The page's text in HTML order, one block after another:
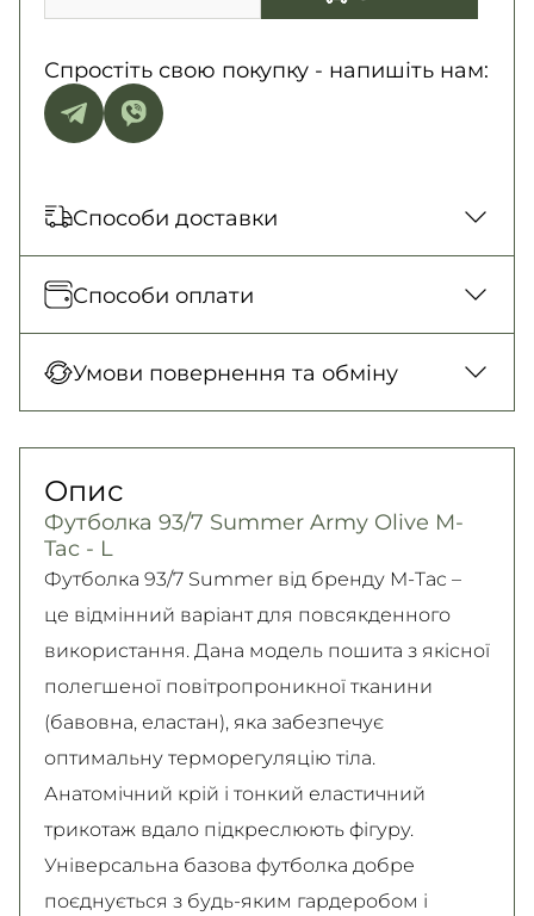
Спростіть свою покупку - напишіть нам:
Способи доставки
Відправка кожного дня. Післяплата тільки
на замовлення від 500 грн
150 грн. / 1-2 дні
300 грн. / 1-2 дні
Самовивіз
Безкоштовно
Детальніше
Способи оплати
карткою у відділенні, Безготівковими для
Детальніше
Умови повернення та обміну
Детально про умови повернення та обміну
читайте на
сторінці
Детальніше
Опис
Футболка 93/7 Summer Army Olive M-
Tac - L
Футболка 93/7 Summer від бренду M-Tac –
це відмінний варіант для повсякденного
використання. Дана модель пошита з якісної
полегшеної повітропроникної тканини
(бавовна, еластан), яка забезпечує
оптимальну терморегуляцію тіла.
Анатомічний крій і тонкий еластичний
трикотаж вдало підкреслюють фігуру.
Універсальна базова футболка добре
поєднується з будь-яким гардеробом і